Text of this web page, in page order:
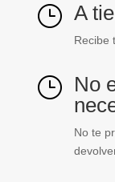
} A
Recibe
} No
No te